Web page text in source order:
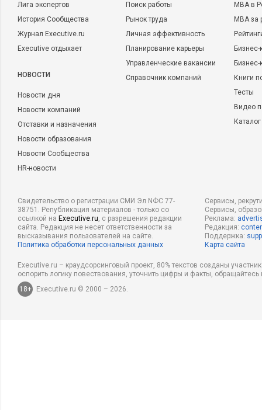
Лига экспертов
История Сообщества
Журнал Executive.ru
Executive отдыхает
НОВОСТИ
Новости дня
Новости компаний
Отставки и назначения
Новости образования
Новости Сообщества
HR-новости
Поиск работы
Рынок труда
Личная эффективность
Планирование карьеры
Управленческие вакансии
Справочник компаний
MBA в
MBA
Бизнес-
Книги
Тесты
Видео
Свидетельство о регистрации СМИ Эл NФС 77-
38751. Републикация материалов - только со
ссылкой на Executive.ru, с разрешения редакции
сайта. Редакция не несет ответственности за
высказывания пользователей на сайте.
Политика обработки персональных данных
Сервисы,
Сервисы,
Реклама:
Редакция:
Поддержка:
Карта сайта
Executive.ru – краудсорсинговый проект, 80% текстов созданы
оспорить логику повествования, уточнить цифры и факты,
18+
Executive.ru © 2000 – 2026.